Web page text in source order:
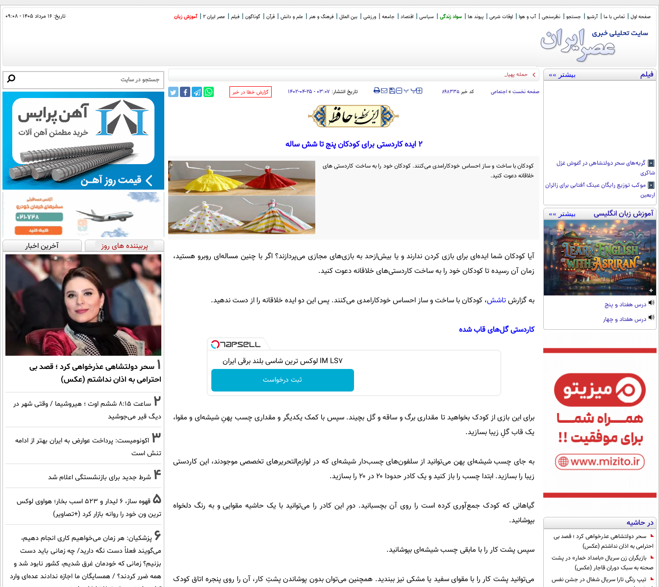
صفحه اول تماس با ما آرشیو جستجو نظرسنجی آب و هوا اوقات شرعی پیوند ها سواد زندگی سیاسی اقتصاد جامعه ورزشی بین الملل فرهنگ و هنر علم و دانش قرآن گوناگون فیلم عصر ایران 2 آموزش زبان تاریخ: ۱۶ مرداد ۱۴۰۵ - ۰۹:۰۸
فیلم بیشتر »»
گریه‌های سحر دولتشاهی در آغوش غزل
شاکری
موکب توزیع رایگان عینک آفتابی برای زائران
اربعین
آموزش زبان انگلیسی بیشتر »»
درس هفتاد و پنج
درس هفتاد و چهار
در حاشیه
سحر دولتشاهی عذرخواهی کرد ؛ قصد بی
احترامی به اذان نداشتم (عکس)
بازیگران زن سریال «بامداد خمار» در پشت
صحنه به سبک دوران قاجار (عکس)
تیپ رنگی تارا سریال شغال در جشن نفس
حمله پهپادی گسترده صنعا به م
صفحه نخست » اجتماعی کد خبر ۸۹۸۳۳۵ ‍‍‍ پ پ تاریخ انتشار: ۰۳:۰۷ - ۲۵-۰۴-۱۴۰۲ ‌گزارش خطا در خبر
۲ ایده کاردستی برای کودکان پنج تا شش ساله
کودکان با ساخت و ساز احساس خودکارامدی می‌کنند. کودکان خود را به ساخت کاردستی‌ های
خلاقانه دعوت کنید.
آیا کودکان شما ایده‌ای برای بازی کردن ندارند و یا بیش‌ازحد به بازی‌های مجازی می‌پردازند؟ اگر با چنین مساله‌ای روبرو هستید،
زمان آن رسیده تا کودکان خود را به ساخت کاردستی‌های خلاقانه دعوت کنید.
به گزارشتاشش، کودکان با ساخت و ساز احساس خودکارامدی می‌کنند. پس این دو ایده خلاقانه را از دست ندهید.
کاردستی گل‌های قاب شده
IM LS7 لوکس ترین شاسی بلند برقی ایران
ثبت درخواست
برای این بازی از کودک بخواهید تا مقداری برگ و ساقه و گل بچیند. سپس با کمک یکدیگر و مقداری چسب پهنِ شیشه‌ای و مقوا،
یک قاب گلِ زیبا بسازید.
به جای چسب شیشه‌ای پهن می‌توانید از سلفون‌های چسب‌دار شیشه‌ای که در لوازم‌التحریرهای تخصصی موجودند، این کاردستی
زیبا را بسازید. ابتدا چسب‌ را باز کنید و یک کادر حدودا ۲۰ در ۲۰ را بسازید.
گیاهانی که کودک جمع‌آوری کرده است را روی آن بچسبانید. دورِ این کادر را می‌توانید با یک حاشیه مقوایی و به رنگ دلخواه
بپوشانید.
سپس پشت کار را با مابقی چسب‌ شیشه‌ای بپوشانید.
می‌توانید پشت کار را با مقوای سفید یا مشکی نیز ببندید. همچنین می‌توان بدون پوشاندن پشتِ کار، آن را روی پنجره اتاق کودک
پربیننده های روز آخرین اخبار
1 سحر دولتشاهی عذرخواهی کرد ؛ قصد بی
احترامی به اذان نداشتم (عکس)
2
ساعت ۸:۱۵ ششم اوت ؛ هیروشیما / وقتی شهر در
دیگ قیر می‌جوشید
3 اکونومیست: پرداخت عوارض به ایران بهتر از ادامه
تنش است
4 شرط جدید برای بازنشستگی اعلام شد
5
قهوه ساز، 6 لیدار و 523 اسب بخار؛ هواوی لوکس
ترین ون خود را روانه بازار کرد (+تصاویر)
6 پزشکیان: هر زمان می‌خواهیم کاری انجام دهیم،
می‌گویند فعلاً دست نگه دارید/ چه زمانی باید دست
بزنیم؟ زمانی که خودمان غرق شدیم، کشور نابود شد و
همه ضرر کردند؟ / همسایگان ما اجازه ندادند عده‌ای وارد